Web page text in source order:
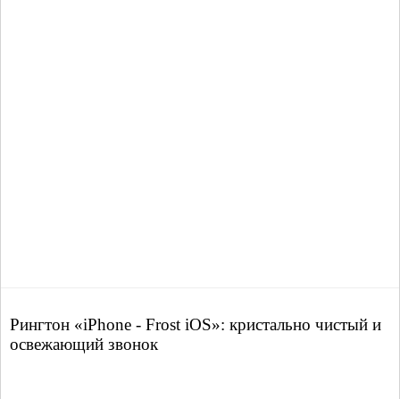
Рингтон «iPhone - Frost iOS»: кристально чистый и
освежающий звонок